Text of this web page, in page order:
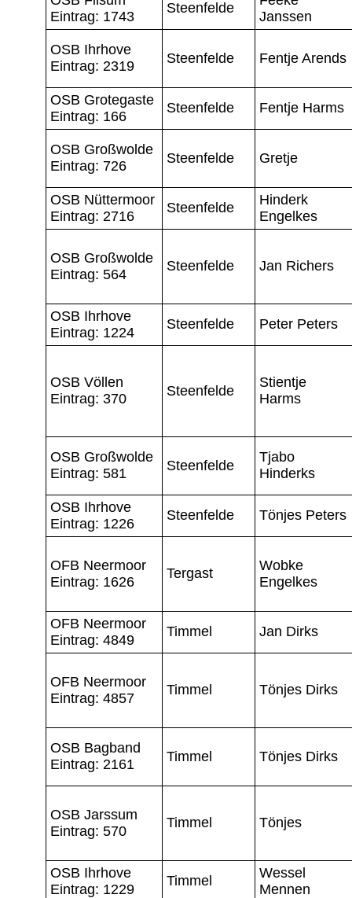
Eintrag: 1743
Steenfelde
Janssen
OSB Ihrhove
Eintrag: 2319
Steenfelde Fentje Arends
OSB Grotegaste
Eintrag: 166
Steenfelde Fentje Harms
OSB Großwolde
Eintrag: 726
Steenfelde Gretje
OSB Nüttermoor
Eintrag: 2716
Steenfelde
Hinderk
Engelkes
OSB Großwolde
Eintrag: 564
Steenfelde Jan Richers
OSB Ihrhove
Eintrag: 1224
Steenfelde Peter Peters
OSB Völlen
Eintrag: 370
Steenfelde
Stientje
Harms
OSB Großwolde
Eintrag: 581
Steenfelde
Tjabo
Hinderks
OSB Ihrhove
Eintrag: 1226
Steenfelde Tönjes Peters
OFB Neermoor
Eintrag: 1626
Tergast
Wobke
Engelkes
OFB Neermoor
Eintrag: 4849
Timmel Jan Dirks
OFB Neermoor
Eintrag: 4857
Timmel Tönjes Dirks
OSB Bagband
Eintrag: 2161
Timmel Tönjes Dirks
OSB Jarssum
Eintrag: 570
Timmel Tönjes
OSB Ihrhove
Eintrag: 1229
Timmel
Wessel
Mennen